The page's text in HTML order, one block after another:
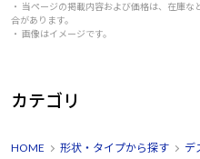
・ 当ページの掲載内容および価格は、在庫
合があります。
・ 画像はイメージです。
カテゴリ
HOME 形状・タイプから探す
デ